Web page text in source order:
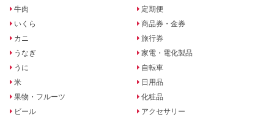
牛肉
いくら
カニ
うなぎ
うに
米
果物・フルーツ
ビール
定期便
商品券・金券
旅行券
家電・電化製品
自転車
日用品
化粧品
アクセサリー